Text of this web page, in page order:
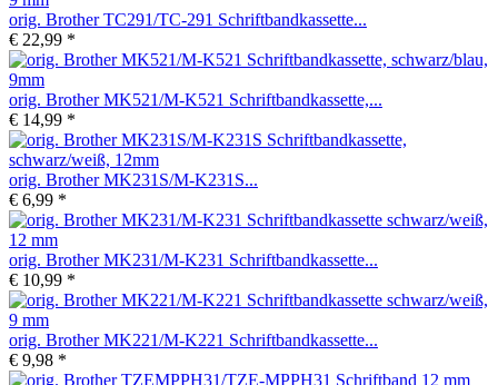
orig. Brother TC291/TC-291 Schriftbandkassette...
€ 22,99 *
orig. Brother MK521/M-K521 Schriftbandkassette,...
€ 14,99 *
orig. Brother MK231S/M-K231S...
€ 6,99 *
orig. Brother MK231/M-K231 Schriftbandkassette...
€ 10,99 *
orig. Brother MK221/M-K221 Schriftbandkassette...
€ 9,98 *